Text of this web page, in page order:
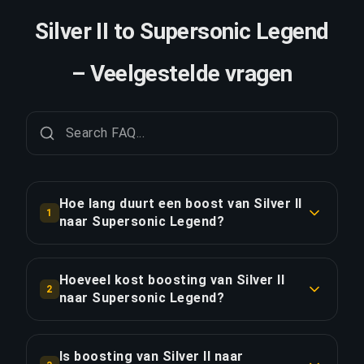
Silver II to Supersonic Legend
– Veelgestelde vragen
1
Hoe lang duurt een boost van Silver II
naar Supersonic Legend?
duurt doorgaans 7+ dagen. Met Priority Order is
de levering ongeveer 25% sneller.
2
Hoeveel kost boosting van Silver II
naar Supersonic Legend?
begint bij €254.11 voor de standaardoptie.
Is boosting van Silver II naar